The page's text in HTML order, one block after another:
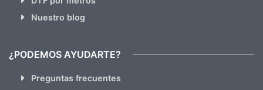
Nuestro blog
¿PODEMOS AYUDARTE?
Preguntas frecuentes